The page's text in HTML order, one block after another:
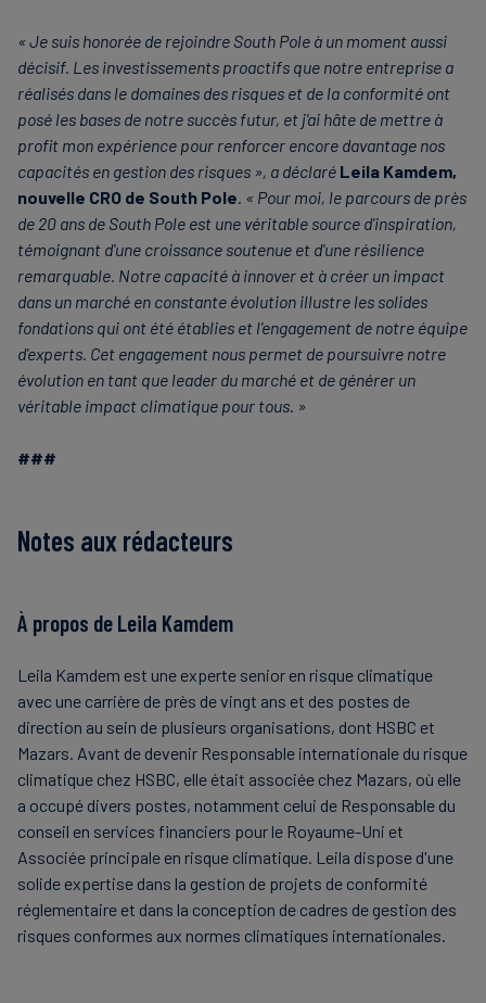
« Je suis honorée de rejoindre South Pole à un moment aussi
décisif. Les investissements proactifs que notre entreprise a
réalisés dans le domaines des risques et de la conformité ont
posé les bases de notre succès futur, et j'ai hâte de mettre à
profit mon expérience pour renforcer encore davantage nos
capacités en gestion des risques », a déclaré Leila Kamdem,
nouvelle CRO de South Pole. « Pour moi, le parcours de près
de 20 ans de South Pole est une véritable source d'inspiration,
témoignant d'une croissance soutenue et d'une résilience
remarquable. Notre capacité à innover et à créer un impact
dans un marché en constante évolution illustre les solides
fondations qui ont été établies et l'engagement de notre équipe
d'experts. Cet engagement nous permet de poursuivre notre
évolution en tant que leader du marché et de générer un
véritable impact climatique pour tous. »
###
Notes aux rédacteurs
À propos de Leila Kamdem
Leila Kamdem est une experte senior en risque climatique
avec une carrière de près de vingt ans et des postes de
direction au sein de plusieurs organisations, dont HSBC et
Mazars. Avant de devenir Responsable internationale du risque
climatique chez HSBC, elle était associée chez Mazars, où elle
a occupé divers postes, notamment celui de Responsable du
conseil en services financiers pour le Royaume-Uni et
Associée principale en risque climatique. Leila dispose d'une
solide expertise dans la gestion de projets de conformité
réglementaire et dans la conception de cadres de gestion des
risques conformes aux normes climatiques internationales.